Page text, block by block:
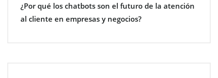
¿Por qué los chatbots son el futuro de la atención
al cliente en empresas y negocios?